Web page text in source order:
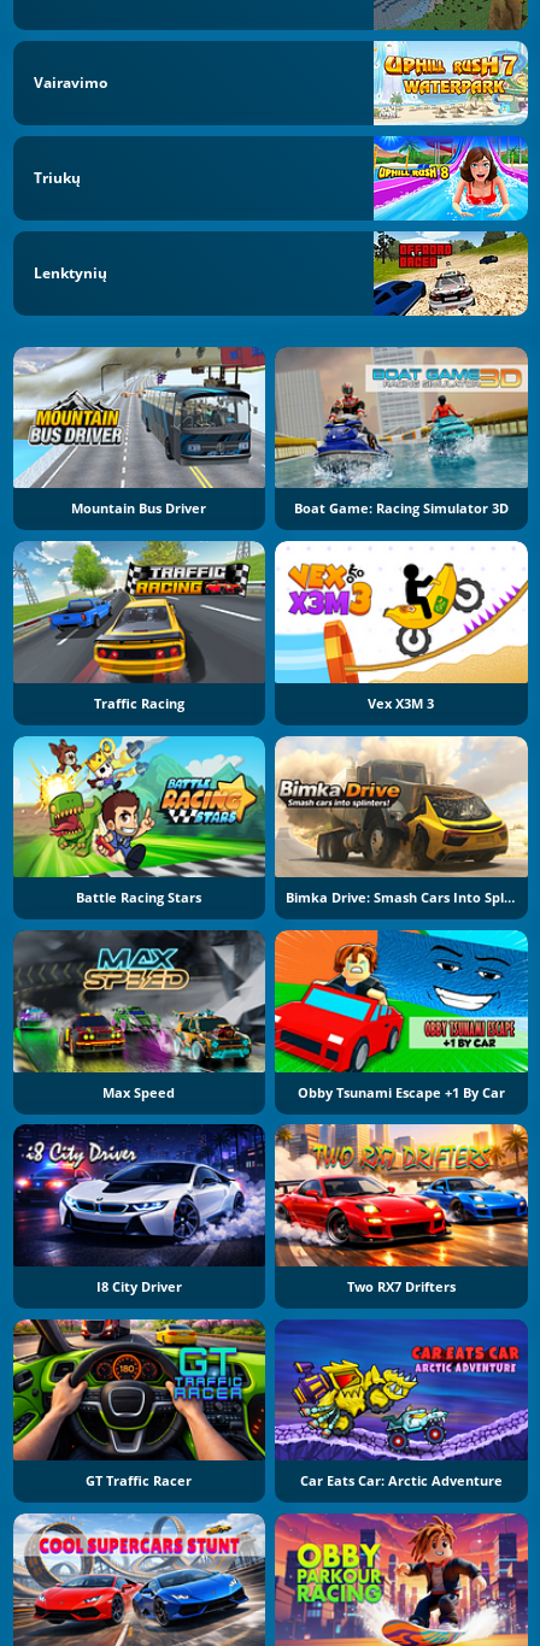
Vairavimo
Triukų
Lenktynių
Mountain Bus Driver Boat Game: Racing Simulator 3D
Traffic Racing Vex X3M 3
Battle Racing Stars Bimka Drive: Smash Cars Into Splinters
Max Speed Obby Tsunami Escape +1 By Car
I8 City Driver Two RX7 Drifters
GT Traffic Racer Car Eats Car: Arctic Adventure